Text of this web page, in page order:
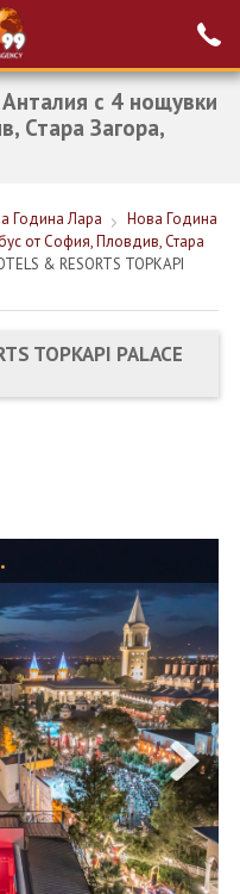
Проверка на
резервация
Запитване
с 4 нощувки
Стара Загора,
Година Лара
Нова Година
от София, Пловдив, Стара
& RESORTS TOPKAPI
TOPKAPI PALACE